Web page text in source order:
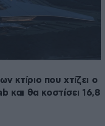
κτίριο που χτίζει ο
και θα κοστίσει 16,8